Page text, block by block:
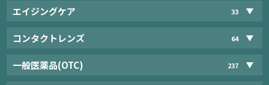
エイジングケア 33
コンタクトレンズ 64
一般医薬品(OTC) 237